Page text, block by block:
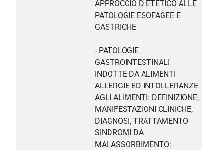
APPROCCIO DIETETICO ALLE
PATOLOGIE ESOFAGEE E
GASTRICHE
- PATOLOGIE
GASTROINTESTINALI
INDOTTE DA ALIMENTI
ALLERGIE ED INTOLLERANZE
AGLI ALIMENTI: DEFINIZIONE,
MANIFESTAZIONI CLINICHE,
DIAGNOSI, TRATTAMENTO
SINDROMI DA
MALASSORBIMENTO: